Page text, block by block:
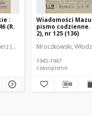
:
(R.
(1902-1971). Redaktor
Wiadomości
pismo codzienne.
2), nr 125 (136)
Mroczkowski,
1945-1947
czasopismo